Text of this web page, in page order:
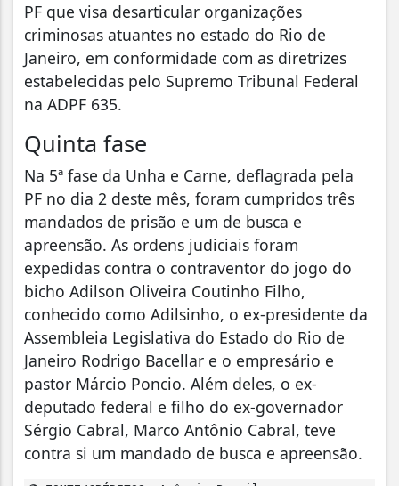
PF que visa desarticular organizações
criminosas atuantes no estado do Rio de
Janeiro, em conformidade com as diretrizes
estabelecidas pelo Supremo Tribunal Federal
na ADPF 635.
Quinta fase
Na 5ª fase da Unha e Carne, deflagrada pela
PF no dia 2 deste mês, foram cumpridos três
mandados de prisão e um de busca e
apreensão. As ordens judiciais foram
expedidas contra o contraventor do jogo do
bicho Adilson Oliveira Coutinho Filho,
conhecido como Adilsinho, o ex-presidente da
Assembleia Legislativa do Estado do Rio de
Janeiro Rodrigo Bacellar e o empresário e
pastor Márcio Poncio. Além deles, o ex-
deputado federal e filho do ex-governador
Sérgio Cabral, Marco Antônio Cabral, teve
contra si um mandado de busca e apreensão.